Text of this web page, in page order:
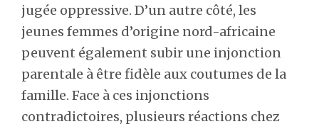
jugée oppressive. D’un autre côté, les
jeunes femmes d’origine nord-africaine
peuvent également subir une injonction
parentale à être fidèle aux coutumes de la
famille. Face à ces injonctions
contradictoires, plusieurs réactions chez